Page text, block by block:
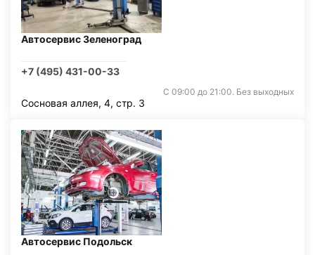
Автосервис Зеленоград
+7 (495) 431-00-33
С 09:00 до 21:00. Без выходных
Сосновая аллея, 4, стр. 3
Автосервис Подольск